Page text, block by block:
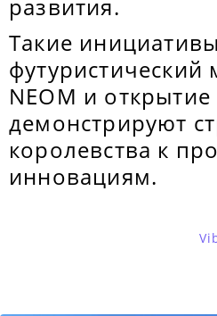
развития.
Такие
футуристический
NEOM и
демонстрируют
королевства к
инновациям.